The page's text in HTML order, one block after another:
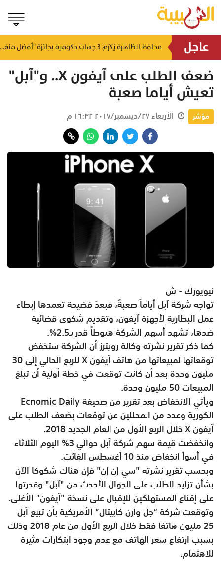
عاجل
منذ ٥ ساعات منذ ٦ ساعات محافظ الظاهرة يُكرّم 3 جهات حكومية بجائزة "أفضل منفذ تقديم خدمة" لعام 2025
‎ضعف الطلب على آيفون X.. و"آبل"
تعيش أياما صعبة
مؤشر الأربعاء ٢٧/ديسمبر/٢٠١٧ ١٦:٣٢ م
نيويورك - ش
تواجه شركة آبل أياماً صعبةً، فبعدَ فضيحة تعمدها إبطاء
عمل البطارية لأجهزة آيفون، وتقديم شكوى قضائية
ضدها، تشهد أسهم الشركة هبوطاً قدر بـ2.5%.
كما ذكر تقرير نشرته وكالة رويترز أن الشركة ستخفض
توقعاتها لمبيعاتها من هاتف آيفون X للربع الحالي إلى 30
مليون وحدة بعد أن كانت توقعت في خطة أولية أن تبلغ
المبيعات 50 مليون وحدة.
ويأتي الانخفاض بعد تقرير من صحيفة Ecnomic Daily
الكورية وعدد من المحللين عن توقعات بضعف الطلب على
آيفون X خلال الربع الأول من العام الجديد 2018.
وانخفضت قيمة سهم شركة آبل حوالي 3% اليوم الثلاثاء
في أسوأ انخفاض منذ 10 أغسطس الفائت.
وبحسب تقرير نشرته "سي إن إن" فإن هناك شكوكا الآن
بشأن تزايد الطلب على الجوال الأحدث من "آبل" وقدرتها
على إقناع المستهلكين للإقبال على نسخة "آيفون" الأغلى.
وتوقعت شركة “جل وارن كابيتال” الأمريكية بأن تبيع آبل
25 مليون هاتفا فقط خلال الربع الأول من عام 2018 وذلك
بسبب ارتفاع سعر الهاتف مع عدم وجود ابتكارات مثيرة
للاهتمام.